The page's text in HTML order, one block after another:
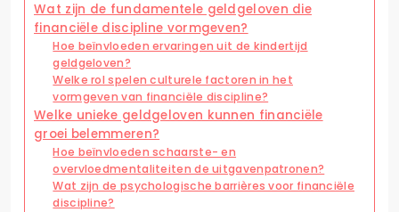
Wat zijn de fundamentele geldgeloven die
financiële discipline vormgeven?
Hoe beïnvloeden ervaringen uit de kindertijd
geldgeloven?
Welke rol spelen culturele factoren in het
vormgeven van financiële discipline?
Welke unieke geldgeloven kunnen financiële
groei belemmeren?
Hoe beïnvloeden schaarste- en
overvloedmentaliteiten de uitgavenpatronen?
Wat zijn de psychologische barrières voor financiële
discipline?